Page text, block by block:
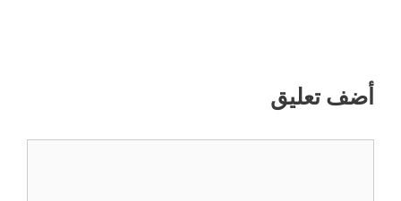
أضف تعليق